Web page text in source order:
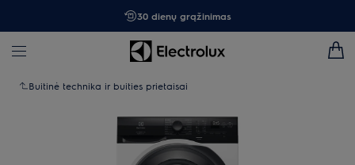
30 dienų grąžinimas
Buitinė technika ir buities prietaisai